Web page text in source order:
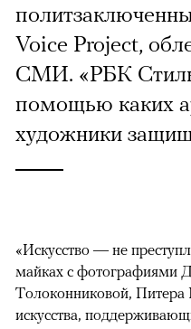
Voice Project,
СМИ. «РБК
помощью каких
художники
«Искусство — не
майках с фотографиями
Толоконниковой, Питера
искусства,